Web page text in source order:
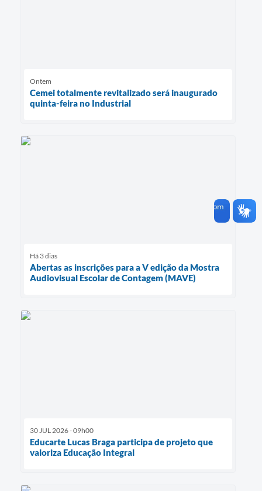
Ontem
Cemei totalmente revitalizado será inaugurado
quinta-feira no Industrial
Há 3 dias
Abertas as inscrições para a V edição da Mostra
Audiovisual Escolar de Contagem (MAVE)
30 JUL 2026 - 09h00
Educarte Lucas Braga participa de projeto que
valoriza Educação Integral